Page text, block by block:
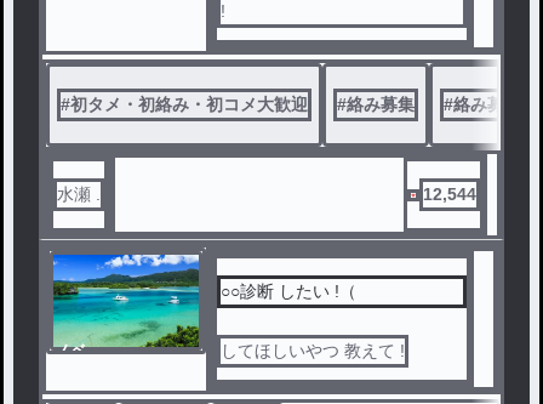
!
#初タメ・初絡み・初コメ大歓迎 #絡み募集 #絡み募
水瀬 . 12,544
ノベ
○○診断 したい !（
してほしいやつ 教えて !